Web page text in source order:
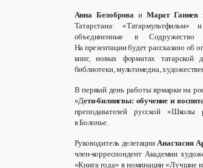
Анна Белоброва иМарат Ганиев
Татарстана: «Татармультфильм»
объединенные в Содружество
На презентации будет рассказано об
книг, новых форматах татарской
библиотеки, мультимедиа,
В первый день работы ярмарки на
«Дети-билингвы: обучение и
преподавателей русской
в Болонье.
Руководитель делегации Анастасия
член-корреспондент Академии
«Книга года» в номинации «Лучшие